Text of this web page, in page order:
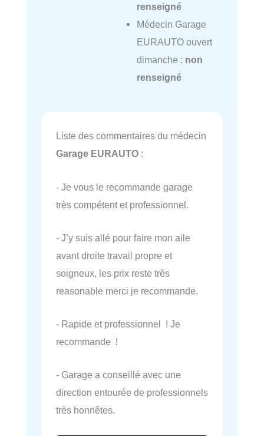
renseigné
Médecin Garage
EURAUTO ouvert
dimanche : non
renseigné
Liste des commentaires du médecin
Garage EURAUTO :
- Je vous le recommande garage
très compétent et professionnel.
- J’y suis allé pour faire mon aile
avant droite travail propre et
soigneux, les prix reste très
reasonable merci je recommande.
- Rapide et professionnel ! Je
recommande !
- Garage a conseillé avec une
direction entourée de professionnels
très honnêtes.